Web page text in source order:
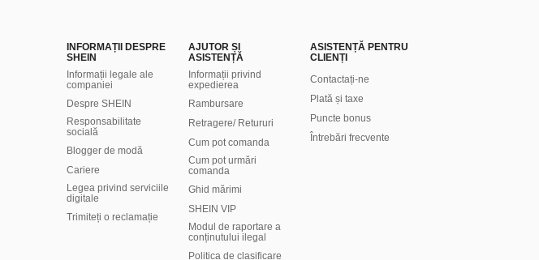
INFORMAȚII DESPRE
SHEIN
Informații legale ale
companiei
Despre SHEIN
Responsabilitate
socială
Blogger de modă
Cariere
Legea privind serviciile
digitale
Trimiteți o reclamație
AJUTOR ȘI
ASISTENȚĂ
Informații privind
expedierea
Rambursare
Retragere/ Retururi
Cum pot comanda
Cum pot urmări
comanda
Ghid mărimi
SHEIN VIP
Modul de raportare a
conținutului ilegal
Politica de clasificare
ASISTENȚĂ PENTRU
CLIENȚI
Contactați-ne
Plată și taxe
Puncte bonus
Întrebări frecvente